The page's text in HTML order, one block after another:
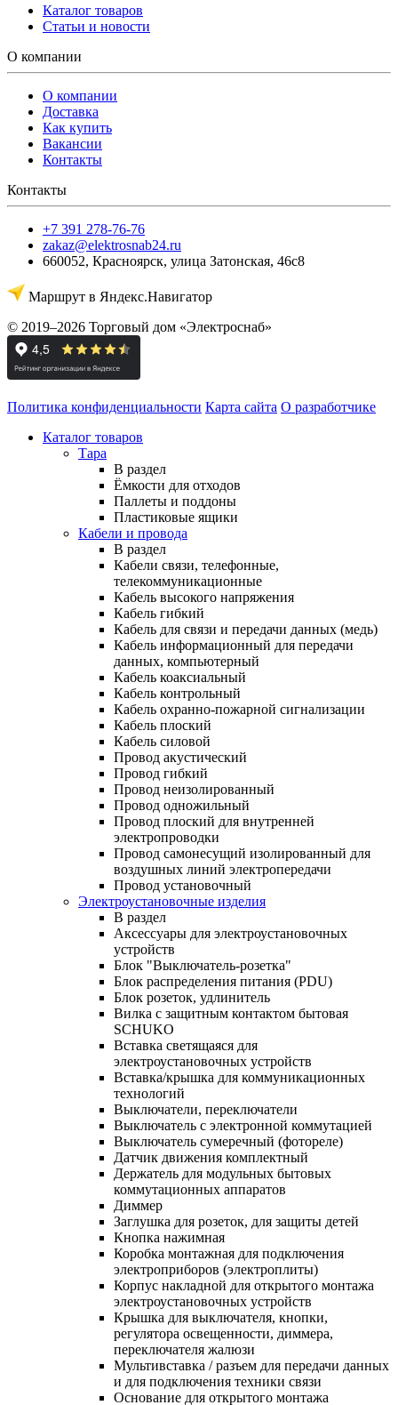
Каталог товаров
Статьи и новости
О компании
О компании
Доставка
Как купить
Вакансии
Контакты
Контакты
+7 391 278-76-76
zakaz@elektrosnab24.ru
660052, Красноярск, улица Затонская, 46с8
Маршрут в Яндекс.Навигатор
© 2019–2026 Торговый дом «Электроснаб»
Политика конфиденциальности Карта сайта О разработчике
Каталог товаров
Тара
В раздел
Ёмкости для отходов
Паллеты и поддоны
Пластиковые ящики
Кабели и провода
В раздел
Кабели связи, телефонные,
телекоммуникационные
Кабель высокого напряжения
Кабель гибкий
Кабель для связи и передачи данных (медь)
Кабель информационный для передачи
данных, компьютерный
Кабель коаксиальный
Кабель контрольный
Кабель охранно-пожарной сигнализации
Кабель плоский
Кабель силовой
Провод акустический
Провод гибкий
Провод неизолированный
Провод одножильный
Провод плоский для внутренней
электропроводки
Провод самонесущий изолированный для
воздушных линий электропередачи
Провод установочный
Электроустановочные изделия
В раздел
Аксессуары для электроустановочных
устройств
Блок "Выключатель-розетка"
Блок распределения питания (PDU)
Блок розеток, удлинитель
Вилка с защитным контактом бытовая
SCHUKO
Вставка светящаяся для
электроустановочных устройств
Вставка/крышка для коммуникационных
технологий
Выключатели, переключатели
Выключатель с электронной коммутацией
Выключатель сумеречный (фотореле)
Датчик движения комплектный
Держатель для модульных бытовых
коммутационных аппаратов
Диммер
Заглушка для розеток, для защиты детей
Кнопка нажимная
Коробка монтажная для подключения
электроприборов (электроплиты)
Корпус накладной для открытого монтажа
электроустановочных устройств
Крышка для выключателя, кнопки,
регулятора освещенности, диммера,
переключателя жалюзи
Мультивставка / разъем для передачи данных
и для подключения техники связи
Основание для открытого монтажа